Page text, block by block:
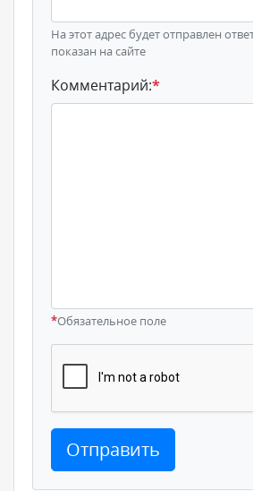
На этот адрес будет отправлен
показан на сайте
Комментарий:*
*Обязательное поле
Отправить